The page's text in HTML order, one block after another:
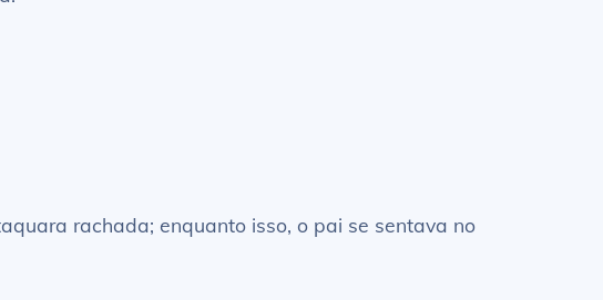
rachada; enquanto isso, o pai se sentava no